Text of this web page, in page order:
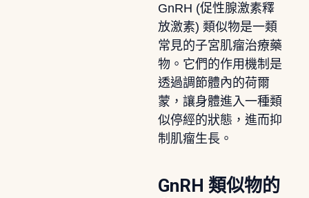
GnRH (促性腺激素釋
放激素) 類似物是一類
常見的子宮肌瘤治療藥
物。它們的作用機制是
透過調節體內的荷爾
蒙，讓身體進入一種類
似停經的狀態，進而抑
制肌瘤生長。
GnRH 類似物的